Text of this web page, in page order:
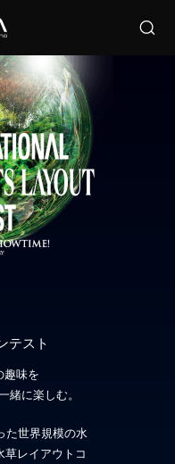
テスト
趣味を
緒に楽しむ。
た世界規模の水
草レイアウトコ